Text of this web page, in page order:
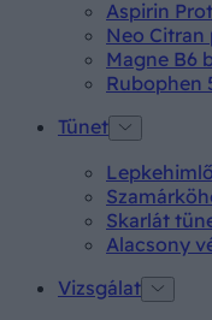
Aspirin
Neo
Magne B6
Rubophen
Tünet
Skarlát
Alacsony
Vizsgálat